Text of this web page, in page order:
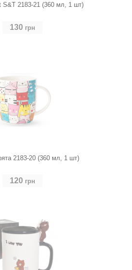
S&T 2183-21 (360 мл, 1 шт)
130 грн
2183-20 (360 мл, 1 шт)
120 грн